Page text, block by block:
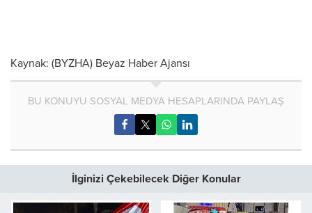
Kaynak: (BYZHA) Beyaz Haber Ajansı
BU KONUYU SOSYAL MEDYA HESAPLARINDA PAYLAŞ
İlginizi Çekebilecek Diğer Konular